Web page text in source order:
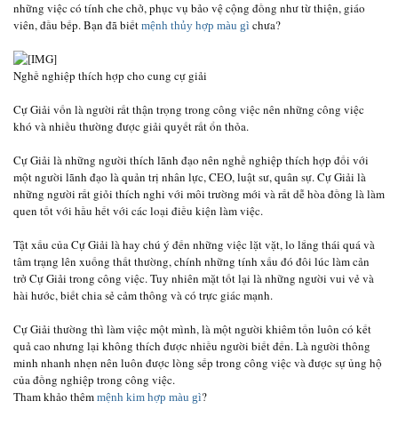
những việc có tính che chở, phục vụ bảo vệ cộng đồng như từ thiện, giáo
viên, đầu bếp. Bạn đã biết mệnh thủy hợp màu gì chưa?
Nghề nghiệp thích hợp cho cung cự giải
Cự Giải vốn là người rất thận trọng trong công việc nên những công việc
khó và nhiều thường được giải quyết rất ổn thỏa.
Cự Giải là những người thích lãnh đạo nên nghề nghiệp thích hợp đối với
một người lãnh đạo là quản trị nhân lực, CEO, luật sư, quân sự. Cự Giải là
những người rất giỏi thích nghi với môi trường mới và rất dễ hòa đồng là làm
quen tốt với hầu hết với các loại điều kiện làm việc.
Tật xấu của Cự Giải là hay chú ý đến những việc lặt vặt, lo lắng thái quá và
tâm trạng lên xuống thất thường, chính những tính xấu đó đôi lúc làm cản
trở Cự Giải trong công việc. Tuy nhiên mặt tốt lại là những người vui vẻ và
hài hước, biết chia sẻ cảm thông và có trực giác mạnh.
Cự Giải thường thì làm việc một mình, là một người khiêm tốn luôn có kết
quả cao nhưng lại không thích được nhiều người biết đến. Là người thông
minh nhanh nhẹn nên luôn được lòng sếp trong công việc và được sự ủng hộ
của đồng nghiệp trong công việc.
Tham khảo thêm mệnh kim hợp màu gì?